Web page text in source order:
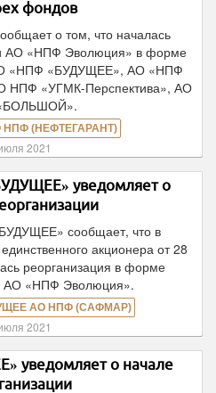
фондов
о том, что началась
АО «НПФ Эволюция» в форме
«НПФ «БУДУЩЕЕ», АО «НПФ
НПФ «УГМК-Перспектива», АО
(НЕФТЕГАРАНТ)
2021
уведомляет о
сообщает, что в
акционера от 28
реорганизация в форме
АО «НПФ Эволюция».
АО НПФ (САФМАР)
2021
уведомляет о начале